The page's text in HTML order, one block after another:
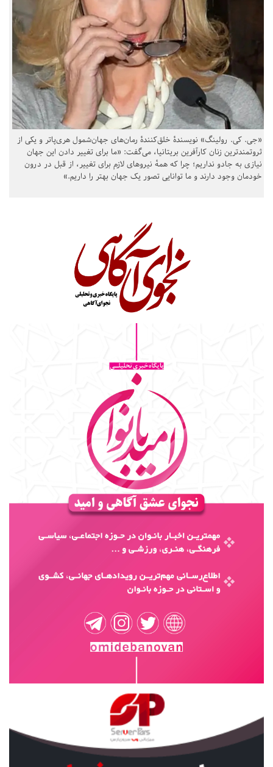
«جی. کی. رولینگ» نویسندهٔ خلق‌کنندهٔ رمان‌های جهان‌شمول هری‌پاتر و یکی از
ثروتمندترین زنان کارآفرین بریتانیا، می‌گفت: «ما برای تغییر دادن این جهان
نیازی به جادو نداریم؛ چرا که همهٔ نیروهای لازم برای تغییر، از قبل در درون
خودمان وجود دارند و ما توانایی تصور یک جهان بهتر را داریم.»